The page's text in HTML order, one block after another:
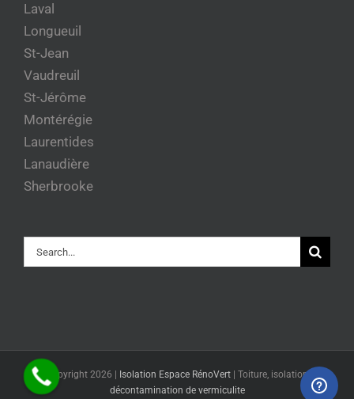
Laval
Longueuil
St-Jean
Vaudreuil
St-Jérôme
Montérégie
Laurentides
Lanaudière
Sherbrooke
Rechercher
© Copyright 2026 | Isolation Espace RénoVert| Toiture, isolation et
décontamination de vermiculite